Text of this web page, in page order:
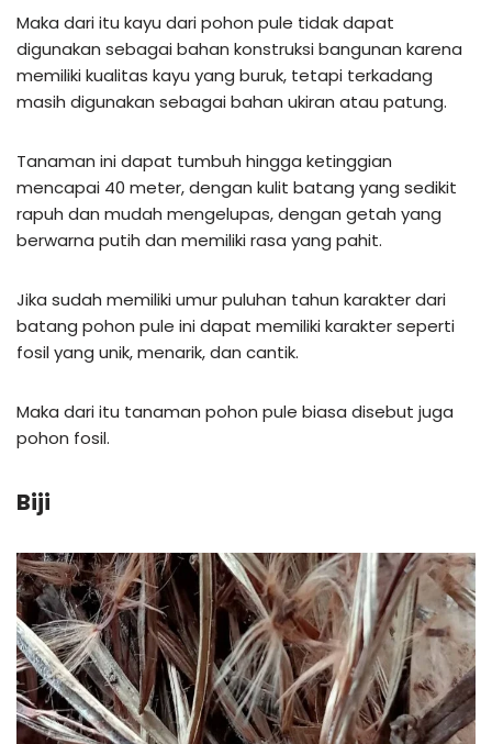
Maka dari itu kayu dari pohon pule tidak dapat
digunakan sebagai bahan konstruksi bangunan karena
memiliki kualitas kayu yang buruk, tetapi terkadang
masih digunakan sebagai bahan ukiran atau patung.
Tanaman ini dapat tumbuh hingga ketinggian
mencapai 40 meter, dengan kulit batang yang sedikit
rapuh dan mudah mengelupas, dengan getah yang
berwarna putih dan memiliki rasa yang pahit.
Jika sudah memiliki umur puluhan tahun karakter dari
batang pohon pule ini dapat memiliki karakter seperti
fosil yang unik, menarik, dan cantik.
Maka dari itu tanaman pohon pule biasa disebut juga
pohon fosil.
Biji